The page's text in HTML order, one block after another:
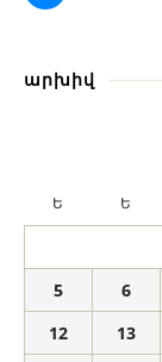
արխիվ
Ե Ե
5
6
12
13